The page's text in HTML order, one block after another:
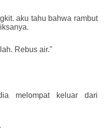
aku tahu bahwa rambut
Rebus air."
melompat keluar dari